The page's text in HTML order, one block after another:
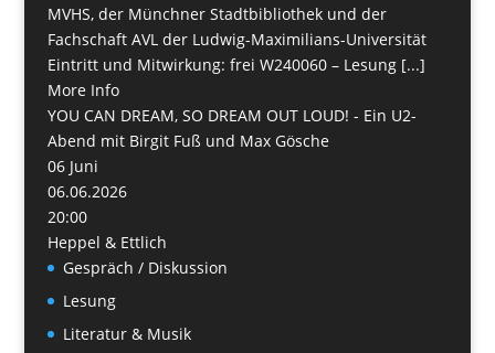
MVHS, der Münchner Stadtbibliothek und der
Fachschaft AVL der Ludwig-Maximilians-Universität
Eintritt und Mitwirkung: frei W240060 – Lesung [...]
More Info
YOU CAN DREAM, SO DREAM OUT LOUD! - Ein U2-
Abend mit Birgit Fuß und Max Gösche
06 Juni
06.06.2026
20:00
Heppel & Ettlich
Gespräch / Diskussion
Lesung
Literatur & Musik